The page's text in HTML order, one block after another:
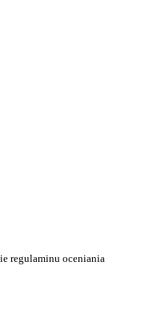
regulaminu oceniania